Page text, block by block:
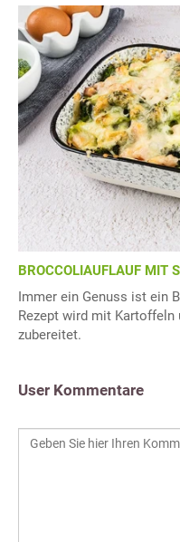
BROCCOLIAUFLAUF MIT
Immer ein Genuss ist ein
Rezept wird mit
zubereitet.
User Kommentare